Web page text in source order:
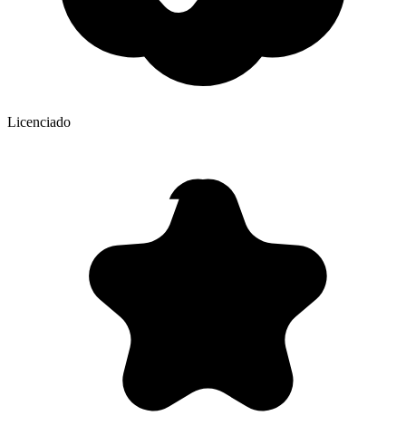
Licenciado